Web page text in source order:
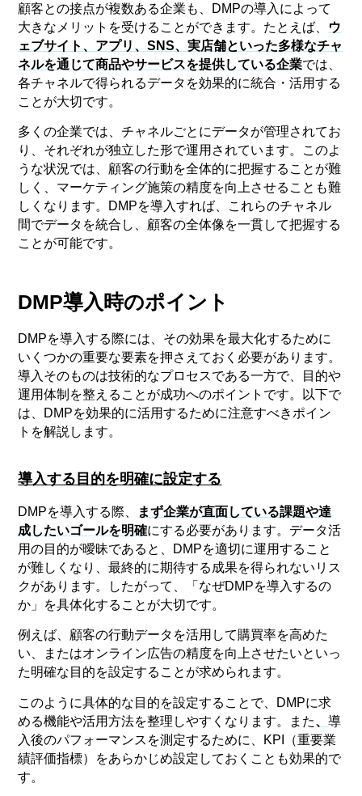
顧客との接点が複数ある企業も、DMPの導入によって
大きなメリットを受けることができます。たとえば、 ウ
ェブサイト、アプリ、SNS、実店舗といった多様なチャ
ネルを通じて商品やサービスを提供している企業では、
各チャネルで得られるデータを効果的に統合・活用する
ことが大切です。
多くの企業では、チャネルごとにデータが管理されてお
り、それぞれが独立した形で運用されています。このよ
うな状況では、顧客の行動を全体的に把握することが難
しく、マーケティング施策の精度を向上させることも難
しくなります。DMPを導入すれば、これらのチャネル
間でデータを統合し、顧客の全体像を一貫して把握する
ことが可能です。
DMP導入時のポイント
DMPを導入する際には、その効果を最大化するために
いくつかの重要な要素を押さえておく必要があります。
導入そのものは技術的なプロセスである一方で、目的や
運用体制を整えることが成功へのポイントです。以下で
は、DMPを効果的に活用するために注意すべきポイン
トを解説します。
導入する目的を明確に設定する
DMPを導入する際、
まず企業が直面している課題や達
成したいゴールを明確にする必要があります。データ活
用の目的が曖昧であると、DMPを適切に運用すること
が難しくなり、最終的に期待する成果を得られないリス
クがあります。したがって、「なぜDMPを導入するの
か」を具体化することが大切です。
例えば、顧客の行動データを活用して購買率を高めた
い、またはオンライン広告の精度を向上させたいといっ
た明確な目的を設定することが求められます。
このように具体的な目的を設定することで、DMPに求
める機能や活用方法を整理しやすくなります。また、導
入後のパフォーマンスを測定するために、KPI（重要業
績評価指標）をあらかじめ設定しておくことも効果的で
す。